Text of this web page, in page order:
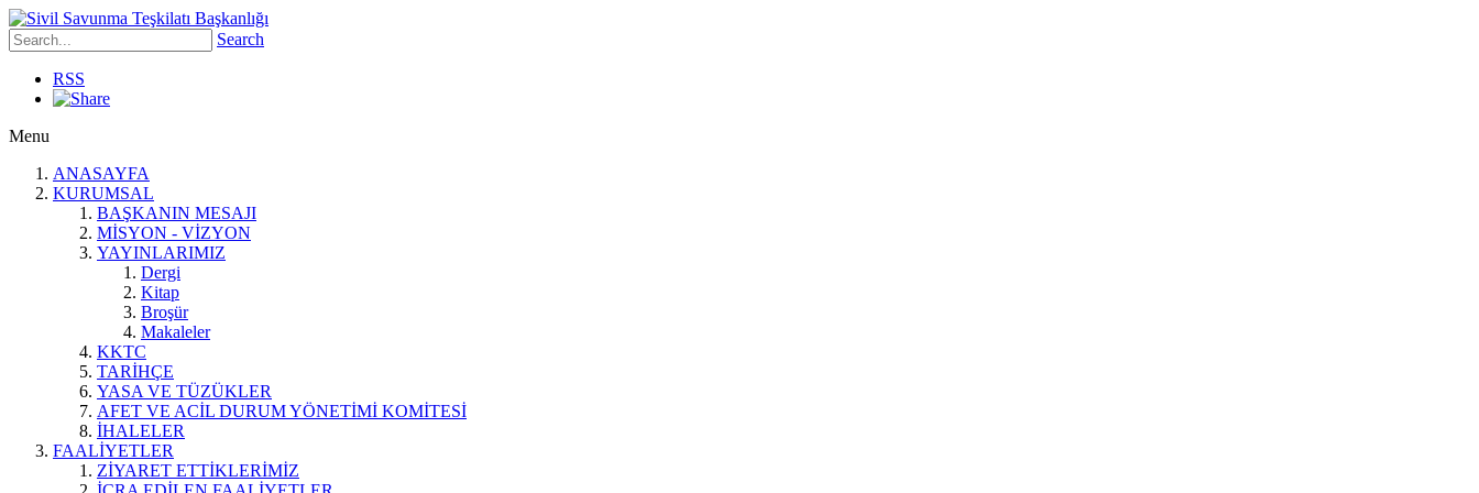
Search
RSS
Menu
ANASAYFA
KURUMSAL
BAŞKANIN MESAJI
MİSYON - VİZYON
YAYINLARIMIZ
Dergi
Kitap
Broşür
Makaleler
KKTC
TARİHÇE
YASA VE TÜZÜKLER
AFET VE ACİL DURUM YÖNETİMİ KOMİTESİ
İHALELER
FAALİYETLER
ZİYARET ETTİKLERİMİZ